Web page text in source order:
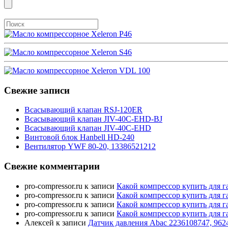
Свежие записи
Всасывающий клапан RSJ-120ER
Всасывающий клапан JIV-40C-EHD-BJ
Всасывающий клапан JIV-40C-EHD
Винтовой блок Hanbell HD-240
Вентилятор YWF 80-20, 13386521212
Свежие комментарии
pro-compressor.ru к записи Какой компрессор купить для
pro-compressor.ru к записи Какой компрессор купить для
pro-compressor.ru к записи Какой компрессор купить для
pro-compressor.ru к записи Какой компрессор купить для
Алексей к записи Датчик давления Abac 2236108747,